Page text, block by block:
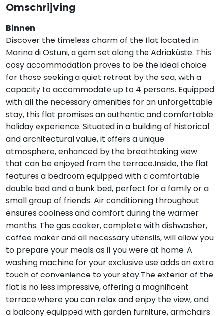
Omschrijving
Binnen
Discover the timeless charm of the flat located in
Marina di Ostuni, a gem set along the Adriaküste. This
cosy accommodation proves to be the ideal choice
for those seeking a quiet retreat by the sea, with a
capacity to accommodate up to 4 persons. Equipped
with all the necessary amenities for an unforgettable
stay, this flat promises an authentic and comfortable
holiday experience. Situated in a building of historical
and architectural value, it offers a unique
atmosphere, enhanced by the breathtaking view
that can be enjoyed from the terrace.Inside, the flat
features a bedroom equipped with a comfortable
double bed and a bunk bed, perfect for a family or a
small group of friends. Air conditioning throughout
ensures coolness and comfort during the warmer
months. The gas cooker, complete with dishwasher,
coffee maker and all necessary utensils, will allow you
to prepare your meals as if you were at home. A
washing machine for your exclusive use adds an extra
touch of convenience to your stay.The exterior of the
flat is no less impressive, offering a magnificent
terrace where you can relax and enjoy the view, and
a balcony equipped with garden furniture, armchairs